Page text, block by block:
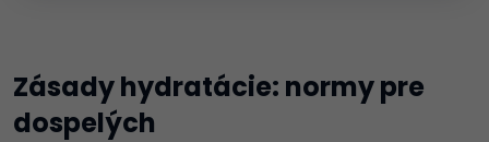
Zásady hydratácie: normy pre
dospelých